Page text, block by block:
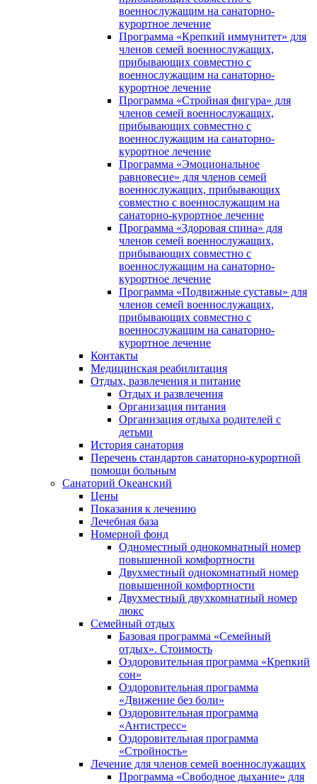
военнослужащим на санаторно-
курортное лечение
Программа «Крепкий иммунитет» для
членов семей военнослужащих,
прибывающих совместно с
военнослужащим на санаторно-
курортное лечение
Программа «Стройная фигура» для
членов семей военнослужащих,
прибывающих совместно с
военнослужащим на санаторно-
курортное лечение
Программа «Эмоциональное
равновесие» для членов семей
военнослужащих, прибывающих
совместно с военнослужащим на
санаторно-курортное лечение
Программа «Здоровая спина» для
членов семей военнослужащих,
прибывающих совместно с
военнослужащим на санаторно-
курортное лечение
Программа «Подвижные суставы» для
членов семей военнослужащих,
прибывающих совместно с
военнослужащим на санаторно-
курортное лечение
Контакты
Медицинская реабилитация
Отдых, развлечения и питание
Отдых и развлечения
Организация питания
Организация отдыха родителей с
детьми
История санатория
Перечень стандартов санаторно-курортной
помощи больным
Санаторий Океанский
Цены
Показания к лечению
Лечебная база
Номерной фонд
Одноместный однокомнатный номер
повышенной комфортности
Двухместный однокомнатный номер
повышенной комфортности
Двухместный двухкомнатный номер
люкс
Семейный отдых
Базовая программа «Семейный
отдых». Стоимость
Оздоровительная программа «Крепкий
сон»
Оздоровительная программа
«Движение без боли»
Оздоровительная программа
«Антистресс»
Оздоровительная программа
«Стройность»
Лечение для членов семей военнослужащих
Программа «Свободное дыхание» для